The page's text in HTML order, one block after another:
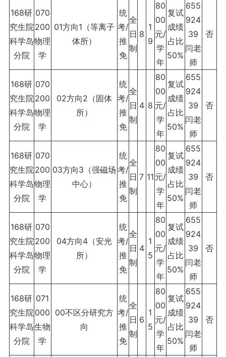
168研
究生院
科学岛
分院
070
200
物理
学
01方向1（等离子
体所）
统
考/
推
免
全
日
制
8
1
9
80
00
元/
学
年
复试
成绩
占比
50%
655
924
39
闫老
师
否
168研
究生院
科学岛
分院
070
200
物理
学
02方向2（固体
所）
统
考/
推
免
全
日
制
4 8
80
00
元/
学
年
复试
成绩
占比
50%
655
924
39
闫老
师
否
168研
究生院
科学岛
分院
070
200
物理
学
03方向3（强磁场
中心）
统
考/
推
免
全
日
制
7 11
80
00
元/
学
年
复试
成绩
占比
50%
655
924
39
闫老
师
否
168研
究生院
科学岛
分院
070
200
物理
学
04方向4（安光
所）
统
考/
推
免
全
日
制
4
1
5
80
00
元/
学
年
复试
成绩
占比
50%
655
924
39
闫老
师
否
168研
究生院
科学岛
分院
071
000
生物
学
00不区分研究方
向
统
考/
推
免
全
日
制
6
1
5
80
00
元/
学
年
复试
成绩
占比
50%
655
924
39
闫老
师
否